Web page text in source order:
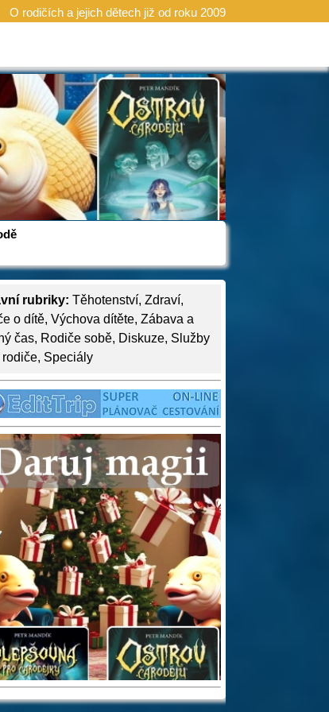
O rodičích a jejich dětech již od roku 2009
rubriky: Těhotenství, Zdraví,
o dítě, Výchova dítěte, Zábava a
čas, Rodiče sobě, Diskuze, Služby
rodiče, Speciály